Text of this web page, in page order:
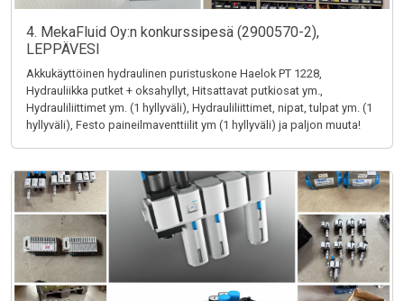
4. MekaFluid Oy:n konkurssipesä (2900570-2),
LEPPÄVESI
Akkukäyttöinen hydraulinen puristuskone Haelok PT 1228,
Hydrauliikka putket + oksahyllyt, Hitsattavat putkiosat ym.,
Hydrauliliittimet ym. (1 hyllyväli), Hydrauliliittimet, nipat, tulpat ym. (1
hyllyväli), Festo paineilmaventtiilit ym (1 hyllyväli) ja paljon muuta!